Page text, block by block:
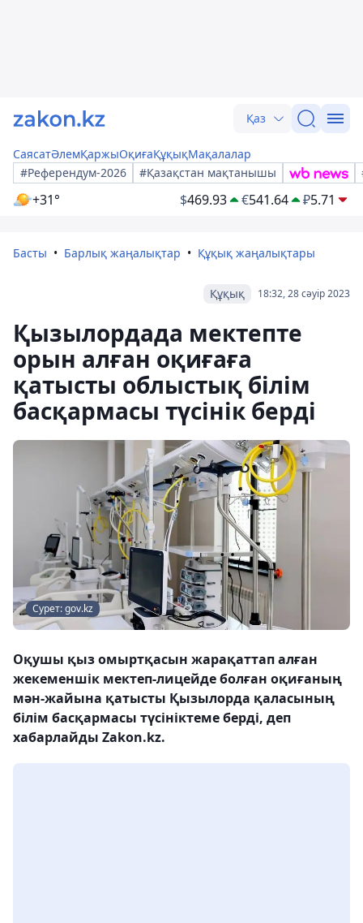
Қаз
СаясатӘлемҚаржыОқиғаҚұқықМақалалар
#Референдум-2026
#Қазақстан мақтанышы
+31° $469.93 €541.64 ₽5.71
Басты Барлық жаңалықтар Құқық жаңалықтары
18:32, 28 сәуір 2023
Құқық
Қызылордада мектепте
орын алған оқиғаға
қатысты облыстық білім
басқармасы түсінік берді
Сурет: gov.kz
Оқушы қыз омыртқасын жарақаттап алған
жекеменшік мектеп-лицейде болған оқиғаның
мән-жайына қатысты Қызылорда қаласының
білім басқармасы түсініктеме берді, деп
хабарлайды Zakon.kz.